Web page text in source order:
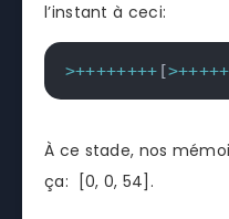
l’instant à ceci:
>++++++++ [>++++
À ce stade, nos
ça: [0, 0, 54].